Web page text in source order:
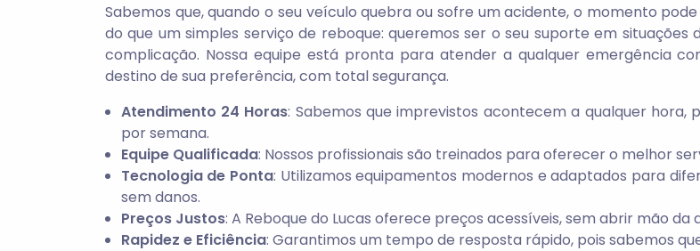
Sabemos que, quando o seu veículo quebra ou sofre um acidente, o momento
do que um simples serviço de reboque: queremos ser o seu suporte em
complicação. Nossa equipe está pronta para atender a qualquer emergência
destino de sua preferência, com total segurança.
Atendimento 24 Horas: Sabemos que imprevistos acontecem a qualquer hora,
por semana.
Equipe Qualificada: Nossos profissionais são treinados para oferecer o melhor
Tecnologia de Ponta: Utilizamos equipamentos modernos e adaptados para
sem danos.
Preços Justos: A Reboque do Lucas oferece preços acessíveis, sem abrir mão da
Rapidez e Eficiência: Garantimos um tempo de resposta rápido, pois sabemos